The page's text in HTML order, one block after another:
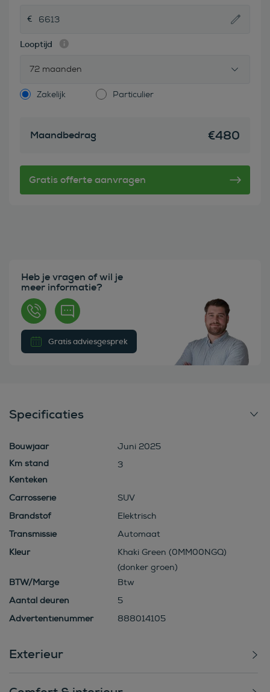
Looptijd
72 maanden
Zakelijk Particulier
Maandbedrag €480
Heb je vragen of wil je
meer informatie?
Gratis adviesgesprek
Specificaties
Bouwjaar
Juni 2025
3
Kenteken
Carrosserie
SUV
Brandstof
Elektrisch
Transmissie
Automaat
Kleur
Khaki Green (0MM00NGQ)
(donker groen)
BTW/Marge
Btw
Aantal deuren
5
Advertentienummer
888014105
Exterieur